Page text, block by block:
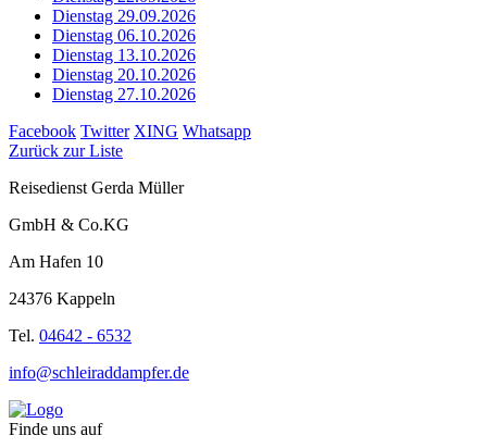
Dienstag 29.09.2026
Dienstag 06.10.2026
Dienstag 13.10.2026
Dienstag 20.10.2026
Dienstag 27.10.2026
Facebook Twitter XING Whatsapp
Zurück zur Liste
Reisedienst Gerda Müller
GmbH & Co.KG
Am Hafen 10
24376 Kappeln
Tel. 04642 - 6532
info@schleiraddampfer.de
Finde uns auf